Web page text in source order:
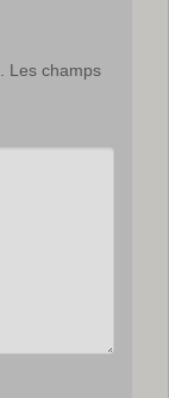
Les champs